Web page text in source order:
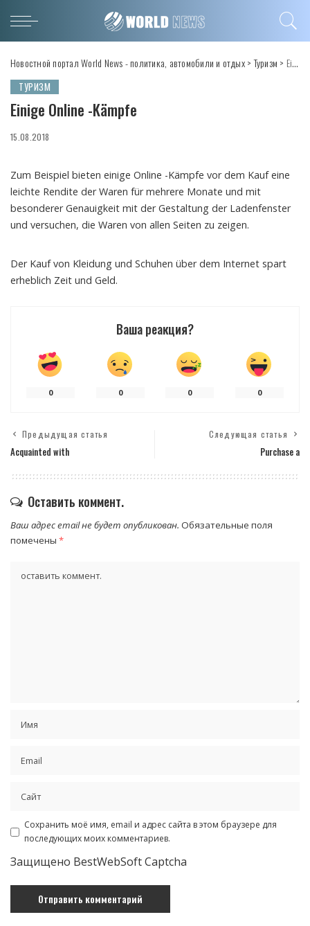
Новостной портал World News - политика, автомобили и отдых>Туризм > Einige Online -Kämpfe
ТУРИЗМ
Einige Online -Kämpfe
15.08.2018
Zum Beispiel bieten einige Online -Kämpfe vor dem Kauf eine
leichte Rendite der Waren für mehrere Monate und mit
besonderer Genauigkeit mit der Gestaltung der Ladenfenster
und versuchen, die Waren von allen Seiten zu zeigen.
Der Kauf von Kleidung und Schuhen über dem Internet spart
erheblich Zeit und Geld.
Ваша реакция?
0 0 0 0
Предыдущая статья
Acquainted with
Следующая статья
Purchase a
Оставить коммент.
Ваш адрес email не будет опубликован. Обязательные поля
помечены *
Сохранить моё имя, email и адрес сайта в этом браузере для
последующих моих комментариев.
Защищено BestWebSoft Captcha